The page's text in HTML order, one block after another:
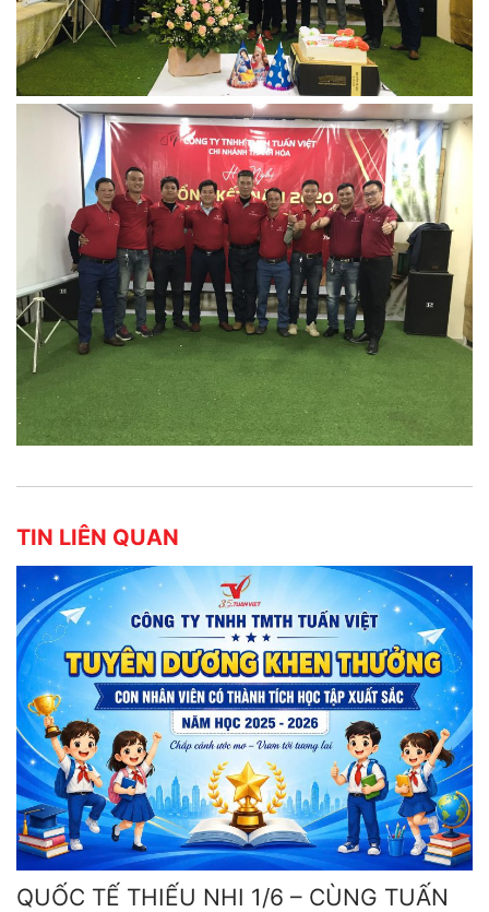
TIN LIÊN QUAN
QUỐC TẾ THIẾU NHI 1/6 – CÙNG TUẤN